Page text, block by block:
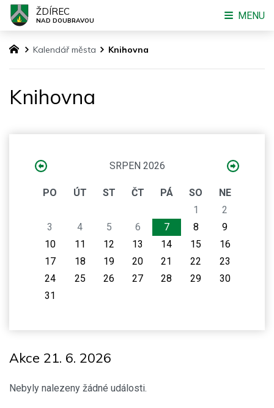
Kalendář města Knihovna
Knihovna
SRPEN 2026
PO ÚT ST ČT PÁ SO
NE
1
2
3
4 5 6 7 8
9
10
11 12 13 14 15
16
17
18 19 20 21 22
23
24
25 26 27 28 29
30
31
Akce 21. 6. 2026
Nebyly nalezeny žádné události.
ŽDÍREC
NAD DOUBRAVOU MENU